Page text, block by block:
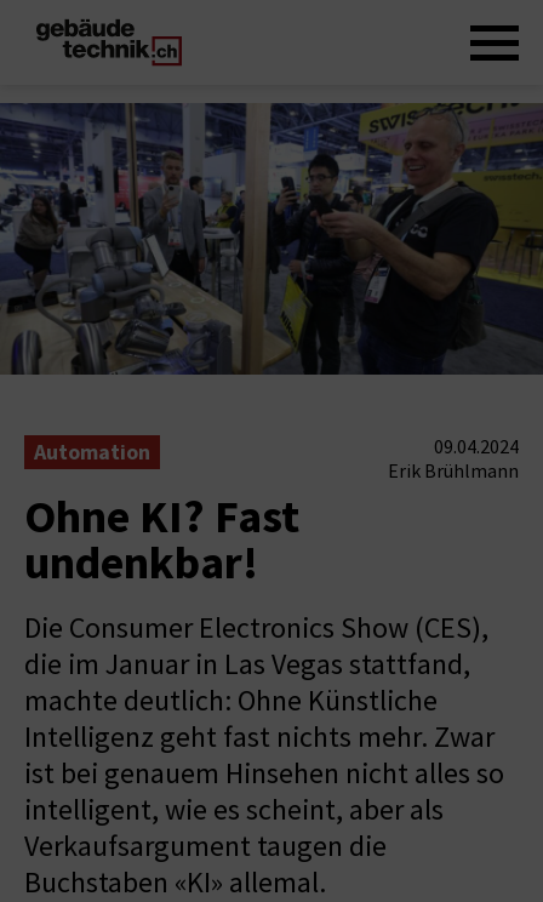
Automation
09.04.2024
Erik Brühlmann
Ohne KI? Fast
undenkbar!
Die Consumer Electronics Show (CES),
die im Januar in Las Vegas stattfand,
machte deutlich: Ohne Künstliche
Intelligenz geht fast nichts mehr. Zwar
ist bei genauem Hinsehen nicht alles so
intelligent, wie es scheint, aber als
Verkaufsargument taugen die
Buchstaben «KI» allemal.